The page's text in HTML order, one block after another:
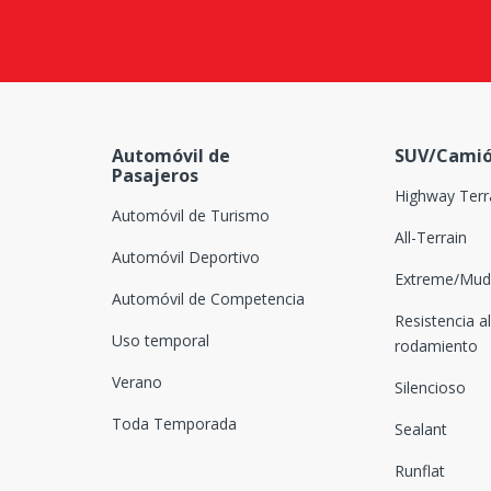
Automóvil de
Pasajeros
Automóvil de Turismo
Automóvil Deportivo
Automóvil de Competencia
Uso temporal
Verano
Toda Temporada
SUV/
Highway
All-Terrain
Extreme/
Resistencia al
rodamiento
Silencioso
Sealant
Runflat